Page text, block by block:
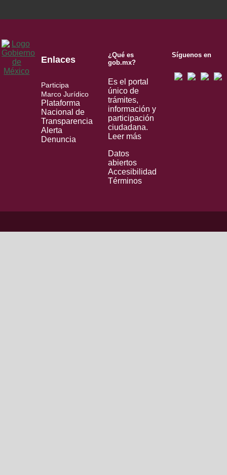
Enlaces
Participa
Marco Jurídico
Plataforma
Nacional de
Transparencia
Alerta
Denuncia
¿Qué es
gob.mx?
Es el portal
único de
trámites,
información y
participación
ciudadana.
Leer más
Datos
abiertos
Accesibilidad
Términos
Síguenos en